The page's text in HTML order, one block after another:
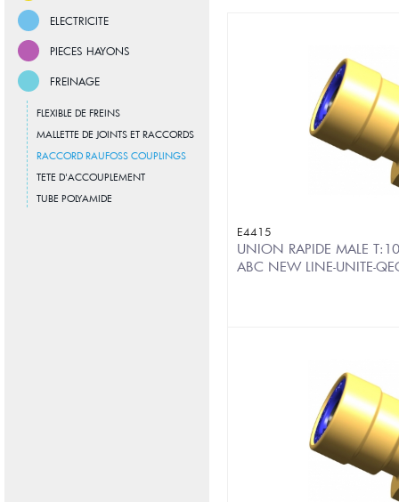
ELECTRICITE
PIECES HAYONS
FREINAGE
FLEXIBLE DE FREINS
MALLETTE DE JOINTS ET RACCORDS
RACCORD RAUFOSS COUPLINGS
TETE D'ACCOUPLEMENT
TUBE POLYAMIDE
E4415
UNION RAPIDE MALE
ABC NEW LINE-UNITE-